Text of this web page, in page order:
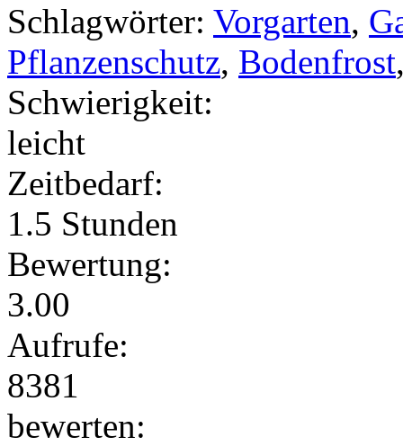
Schlagwörter: Vorgarten,
Pflanzenschutz, Bodenfrost
Schwierigkeit:
leicht
Zeitbedarf:
1.5 Stunden
Bewertung:
3.00
Aufrufe:
8381
bewerten: